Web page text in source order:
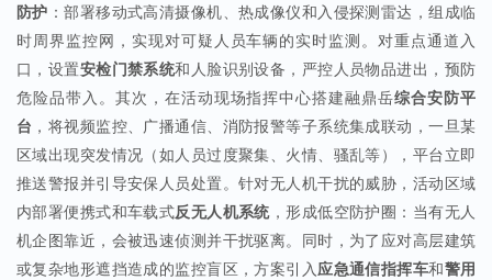
防护 ：部署移动式高清摄像机、热成像仪和入侵探测雷达，组成临
时周界监控网，实现对可疑人员车辆的实时监测。对重点通道入
口，设置安检门禁系统和人脸识别设备，严控人员物品进出，预防
危险品带入。其次，在活动现场指挥中心搭建融鼎岳综合安防平
台 ，将视频监控、广播通信、消防报警等子系统集成联动，一旦某
区域出现突发情况（如人员过度聚集、火情、骚乱等），平台立即
推送警报并引导安保人员处置。针对无人机干扰的威胁，活动区域
内部署便携式和车载式反无人机系统，形成低空防护圈：当有无人
机企图靠近，会被迅速侦测并干扰驱离。同时，为了应对高层建筑
或复杂地形遮挡造成的监控盲区，方案引入应急通信指挥车和警用